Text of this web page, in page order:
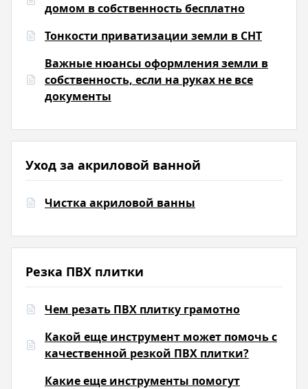
домом в собственность бесплатно
Тонкости приватизации земли в СНТ
Важные нюансы оформления земли в
собственность, если на руках не все
документы
Уход за акриловой ванной
Чистка акриловой ванны
Резка ПВХ плитки
Чем резать ПВХ плитку грамотно
Какой еще инструмент может помочь с
качественной резкой ПВХ плитки?
Какие еще инструменты помогут